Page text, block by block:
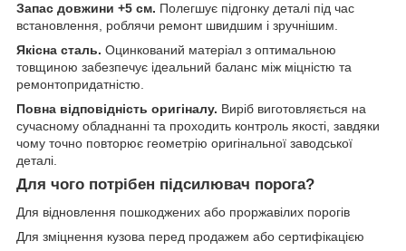
Запас довжини +5 см. Полегшує підгонку деталі під час
встановлення, роблячи ремонт швидшим і зручнішим.
Якісна сталь. Оцинкований матеріал з оптимальною
товщиною забезпечує ідеальний баланс між міцністю та
ремонтопридатністю.
Повна відповідність оригіналу. Виріб виготовляється на
сучасному обладнанні та проходить контроль якості, завдяки
чому точно повторює геометрію оригінальної заводської
деталі.
Для чого потрібен підсилювач порога?
Для відновлення пошкоджених або проржавілих порогів
Для зміцнення кузова перед продажем або сертифікацією